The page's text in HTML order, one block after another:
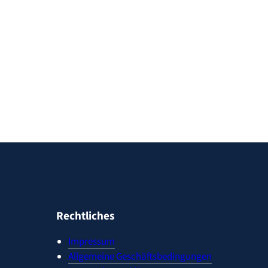
Rechtliches
Impressum
Allgemeine Geschäftsbedingungen